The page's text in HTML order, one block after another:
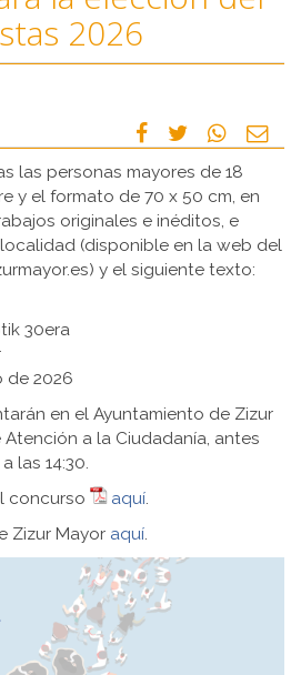
2026
las personas mayores de 18
y el formato de 70 x 50 cm, en
originales e inéditos, e
(disponible en la web del
y el siguiente texto:
30era
de 2026
en el Ayuntamiento de Zizur
Atención a la Ciudadanía, antes
las 14:30.
concurso
aquí.
Zizur Mayor aquí.